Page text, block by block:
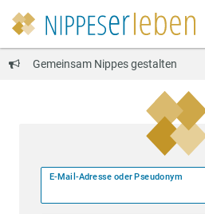
Gemeinsam Nippes gestalten
E-Mail-Adresse oder Pseudonym